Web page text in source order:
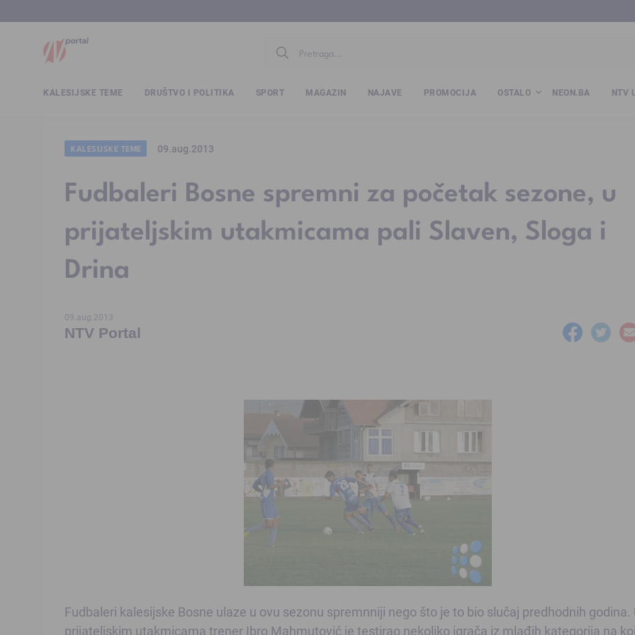
KALESIJSKE TEME DRUŠTVO I POLITIKA SPORT MAGAZIN NAJAVE PROMOCIJA OSTALO NEON.BA NTV
KALESIJSKE TEME 09.aug.2013
Fudbaleri Bosne spremni za početak sezone, u
prijateljskim utakmicama pali Slaven, Sloga i
Drina
09.aug.2013
NTV Portal
Fudbaleri kalesijske Bosne ulaze u ovu sezonu spremnniji nego što je to bio slučaj predhodnih godina.
prijateljskim utakmicama trener Ibro Mahmutović je testirao nekoliko igrača iz mlađih kategorija na